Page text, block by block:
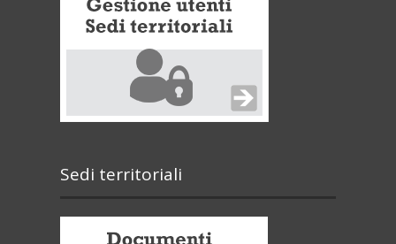
Sedi territoriali